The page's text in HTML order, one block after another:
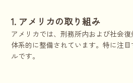
1. アメリカの取り組み
アメリカでは、刑務所内および社会
体系的に整備されています。特に注
ルです。